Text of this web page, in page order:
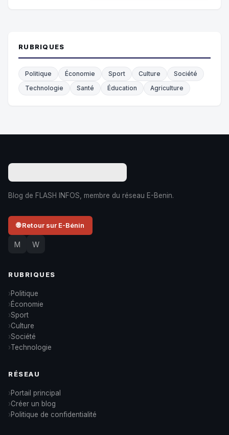
RUBRIQUES
Politique Économie Sport Culture
Société
Technologie
Santé Éducation Agriculture
Blog de FLASH INFOS, membre du réseau E-Benin.
🌐 Retour sur E-Bénin
M W
RUBRIQUES
Politique
Économie
Sport
Culture
Société
Technologie
RÉSEAU
Portail principal
Créer un blog
Politique de confidentialité